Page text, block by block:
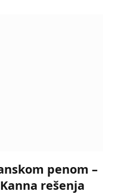
penom –
rešenja